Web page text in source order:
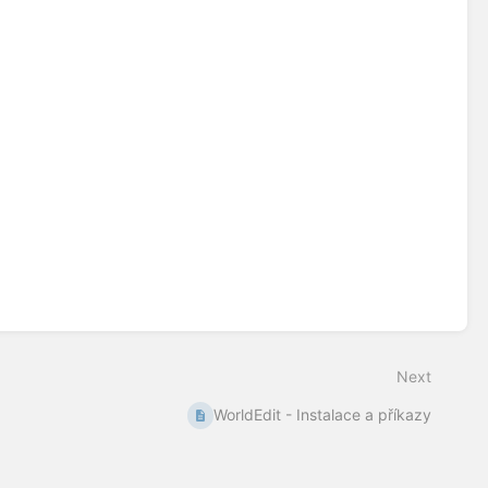
Next
WorldEdit - Instalace a příkazy